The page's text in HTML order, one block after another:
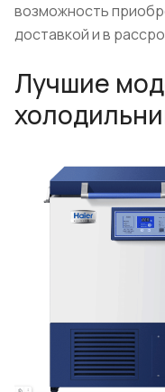
возможность
доставкой и в
Лучшие